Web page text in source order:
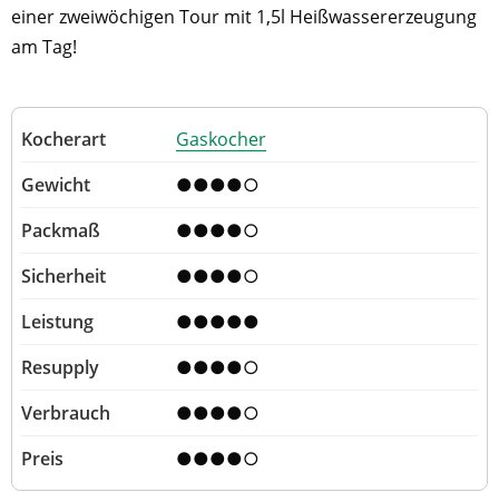
einer zweiwöchigen Tour mit 1,5l Heißwassererzeugung
am Tag!
Gaskocher
●●●●○
●●●●○
●●●●○
●●●●●
●●●●○
●●●●○
●●●●○